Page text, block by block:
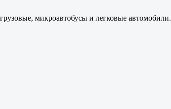
микроавтобусы и легковые автомобили.